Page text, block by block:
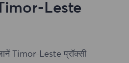
Timor-Leste
Timor-Leste प्रॉक्सी